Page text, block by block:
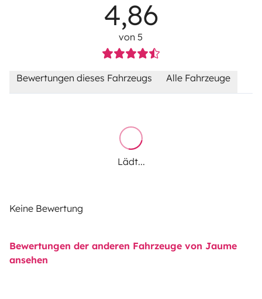
4,86
von 5
Bewertungen dieses Fahrzeugs Alle Fahrzeuge
Lädt...
Keine Bewertung
Bewertungen der anderen Fahrzeuge von Jaume
ansehen